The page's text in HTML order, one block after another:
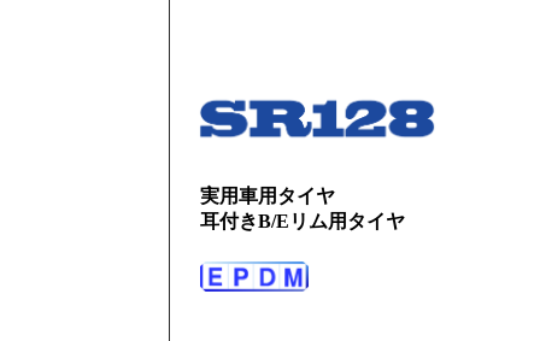
実用車用タイヤ
耳付きB/Eリム用タイヤ